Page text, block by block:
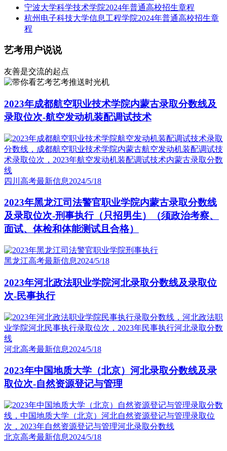
宁波大学科学技术学院2024年普通高校招生章程
杭州电子科技大学信息工程学院2024年普通高校招生章
程
艺考用户说说
友善是交流的起点
艺考推送时光机
2023年成都航空职业技术学院内蒙古录取分数线及
录取位次-航空发动机装配调试技术
四川高考最新信息2024/5/18
2023年黑龙江司法警官职业学院内蒙古录取分数线
及录取位次-刑事执行（只招男生）（须政治考察、
面试、体检和体能测试且合格）
黑龙江高考最新信息2024/5/18
2023年河北政法职业学院河北录取分数线及录取位
次-民事执行
河北高考最新信息2024/5/18
2023年中国地质大学（北京）河北录取分数线及录
取位次-自然资源登记与管理
北京高考最新信息2024/5/18